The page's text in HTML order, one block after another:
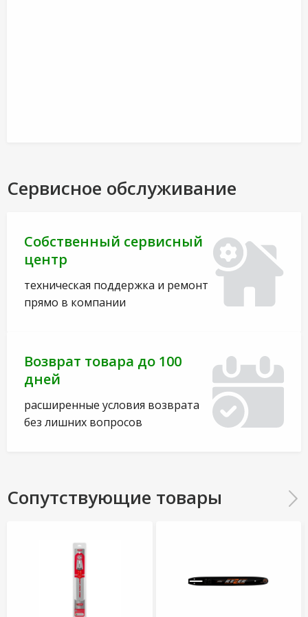
Сервисное обслуживание
Собственный сервисный
центр
техническая поддержка и ремонт
прямо в компании
Возврат товара до 100
дней
расширенные условия возврата
без лишних вопросов
Сопутствующие товары